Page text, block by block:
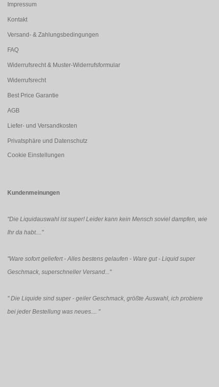
Impressum
Kontakt
Versand- & Zahlungsbedingungen
FAQ
Widerrufsrecht & Muster-Widerrufsformular
Widerrufsrecht
Best Price Garantie
AGB
Liefer- und Versandkosten
Privatsphäre und Datenschutz
Cookie Einstellungen
Kundenmeinungen
"Die Liquidauswahl ist super! Leider kann kein Mensch soviel dampfen, wie
Ihr da habt...."
"Ware sofort geliefert - Alles bestens gelaufen - Ware gut - Liquid super
Geschmack, superschneller Versand..."
"Die Liquide sind super - geiler Geschmack, größte Auswahl, ich probiere
bei jeder Bestellung was neues.... "